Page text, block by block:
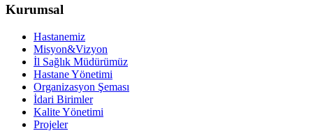
Kurumsal
Hastanemiz
Misyon&Vizyon
İl Sağlık Müdürümüz
Hastane Yönetimi
Organizasyon Şeması
İdari Birimler
Kalite Yönetimi
Projeler